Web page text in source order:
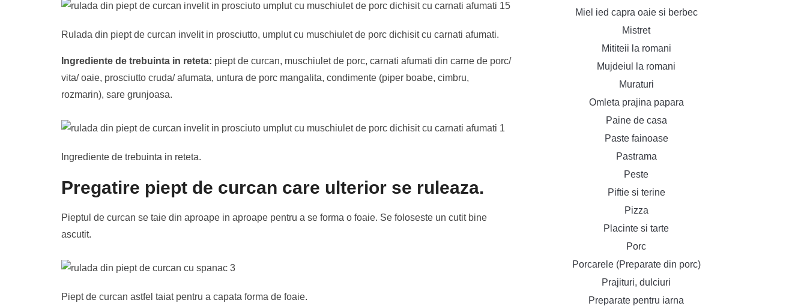
Rulada din piept de curcan invelit in prosciutto, umplut cu muschiulet de porc dichisit cu carnati afumati.
Ingrediente de trebuinta in reteta: piept de curcan, muschiulet de porc, carnati afumati din carne de porc/
vita/ oaie, prosciutto cruda/ afumata, untura de porc mangalita, condimente (piper boabe, cimbru,
rozmarin), sare grunjoasa.
Ingrediente de trebuinta in reteta.
Pregatire piept de curcan care ulterior se ruleaza.
Pieptul de curcan se taie din aproape in aproape pentru a se forma o foaie. Se foloseste un cutit bine
ascutit.
Piept de curcan astfel taiat pentru a capata forma de foaie.
Miel ied capra oaie si berbec
Mistret
Mititeii la romani
Mujdeiul la romani
Muraturi
Omleta prajina papara
Paine de casa
Paste fainoase
Pastrama
Peste
Piftie si terine
Pizza
Placinte si tarte
Porc
Porcarele (Preparate din porc)
Prajituri, dulciuri
Preparate pentru iarna